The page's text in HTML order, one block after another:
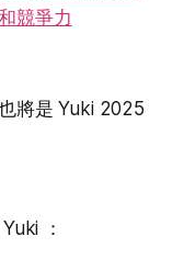
競爭力
將是 Yuki 2025
：